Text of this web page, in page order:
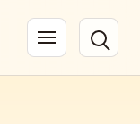
Navigation öffnen